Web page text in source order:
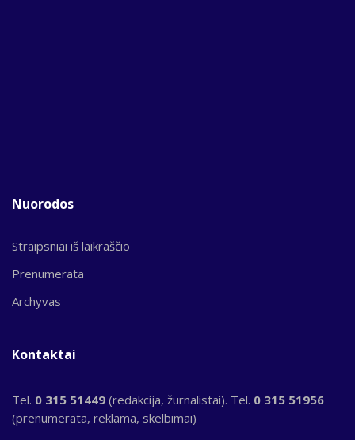
Nuorodos
Straipsniai iš laikraščio
Prenumerata
Archyvas
Kontaktai
Tel. 0 315 51449 (redakcija, žurnalistai). Tel. 0 315 51956
(prenumerata, reklama, skelbimai)